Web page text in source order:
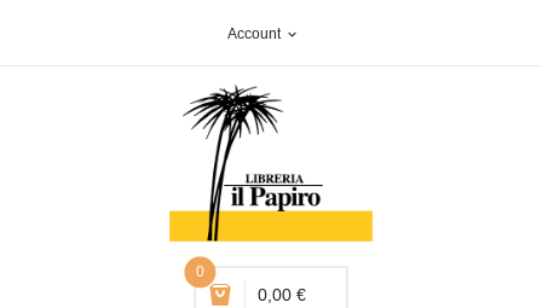
Account expand_more
0
0,00 €